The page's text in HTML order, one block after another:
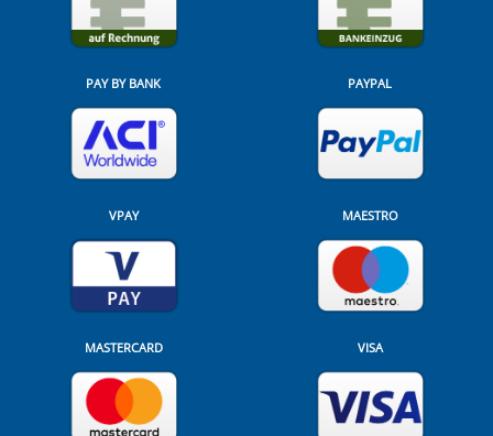
PAY BY BANK PAYPAL
VPAY MAESTRO
MASTERCARD VISA